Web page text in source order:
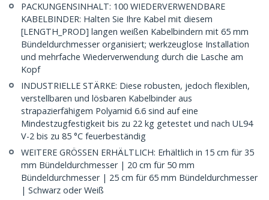
PACKUNGENSINHALT: 100 WIEDERVERWENDBARE
KABELBINDER: Halten Sie Ihre Kabel mit diesem
[LENGTH_PROD] langen weißen Kabelbindern mit 65 mm
Bündeldurchmesser organisiert; werkzeuglose Installation
und mehrfache Wiederverwendung durch die Lasche am
Kopf
INDUSTRIELLE STÄRKE: Diese robusten, jedoch flexiblen,
verstellbaren und lösbaren Kabelbinder aus
strapazierfähigem Polyamid 6.6 sind auf eine
Mindestzugfestigkeit bis zu 22 kg getestet und nach UL94
V-2 bis zu 85 °C feuerbeständig
WEITERE GRÖSSEN ERHÄLTLICH: Erhältlich in 15 cm für 35
mm Bündeldurchmesser | 20 cm für 50 mm
Bündeldurchmesser | 25 cm für 65 mm Bündeldurchmesser
| Schwarz oder Weiß